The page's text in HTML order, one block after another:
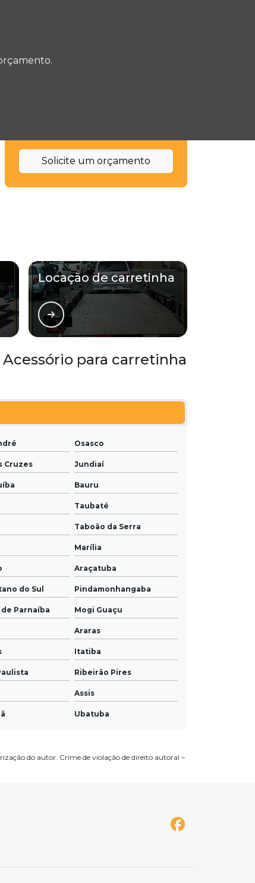
Solicite um orçamento
Locação de carretinha
para carretinha
Osasco
Cruzes Jundiaí
Bauru
Taubaté
Taboão da Serra
Marília
Araçatuba
do Sul Pindamonhangaba
Parnaíba Mogi Guaçu
Araras
Itatiba
Ribeirão Pires
Assis
Ubatuba
Paulista Vinhedo
do autor. Crime de violação de direito autoral –